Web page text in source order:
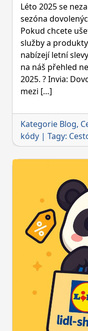
slevy
2025:
Nejlepší
kupóny
na
módu
i
Léto 2025 se
sezóna
Pokud chcete
služby a
nabízejí letní
na náš přehled
2025. ? Invia:
mezi […]
Kategorie Blog,
kódy | Tagy: